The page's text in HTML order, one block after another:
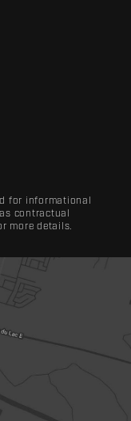
for informational
contractual
more details.